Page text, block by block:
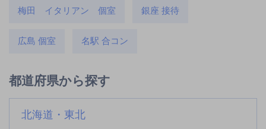
梅田 イタリアン 個室 銀座 接待
広島 個室 名駅 合コン
都道府県から探す
北海道・東北